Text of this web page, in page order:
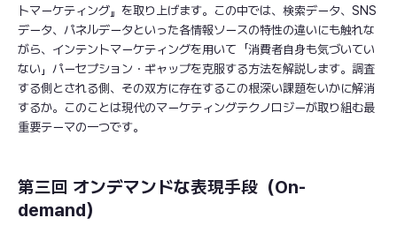
トマーケティング』を取り上げます。この中では、検索データ、SNS
データ、パネルデータといった各情報ソースの特性の違いにも触れな
がら、インテントマーケティングを用いて「消費者自身も気づいてい
ない」パーセプション・ギャップを克服する方法を解説します。調査
する側とされる側、その双方に存在するこの根深い課題をいかに解消
するか。このことは現代のマーケティングテクノロジーが取り組む最
重要テーマの一つです。
第三回 オンデマンドな表現手段（On-
demand）